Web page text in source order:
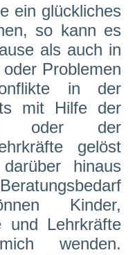
ein glückliches
so kann es
als auch in
Problemen
in der
mit Hilfe der
oder der
gelöst
hinaus
Kinder,
und Lehrkräfte
wenden.